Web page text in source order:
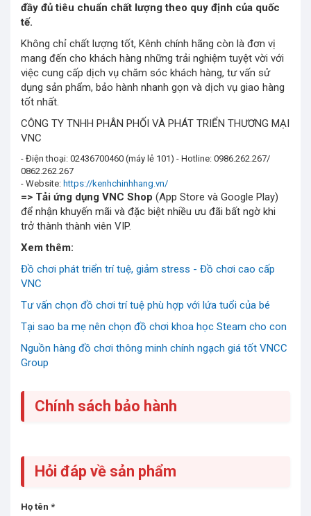
đầy đủ tiêu chuẩn chất lượng theo quy định của quốc
tế.
Không chỉ chất lượng tốt, Kênh chính hãng còn là đơn vị
mang đến cho khách hàng những trải nghiệm tuyệt vời với
việc cung cấp dịch vụ chăm sóc khách hàng, tư vấn sử
dụng sản phẩm, bảo hành nhanh gọn và dịch vụ giao hàng
tốt nhất.
CÔNG TY TNHH PHÂN PHỐI VÀ PHÁT TRIỂN THƯƠNG MẠI
VNC
- Điện thoại: 02436700460 (máy lẻ 101) - Hotline: 0986.262.267/
0862.262.267
- Website: https://kenhchinhhang.vn/
=> Tải ứng dụng VNC Shop (App Store và Google Play)
để nhận khuyến mãi và đặc biệt nhiều ưu đãi bất ngờ khi
trở thành thành viên VIP.
Xem thêm:
Đồ chơi phát triển trí tuệ, giảm stress - Đồ chơi cao cấp
VNC
Tư vấn chọn đồ chơi trí tuệ phù hợp với lứa tuổi của bé
Tại sao ba mẹ nên chọn đồ chơi khoa học Steam cho con
Nguồn hàng đồ chơi thông minh chính ngạch giá tốt VNCC
Group
Chính sách bảo hành
Hỏi đáp về sản phẩm
Họ tên *